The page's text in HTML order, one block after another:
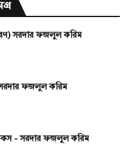
সরদার ফজলুল করিম
ফজলুল করিম
- সরদার ফজলুল করিম